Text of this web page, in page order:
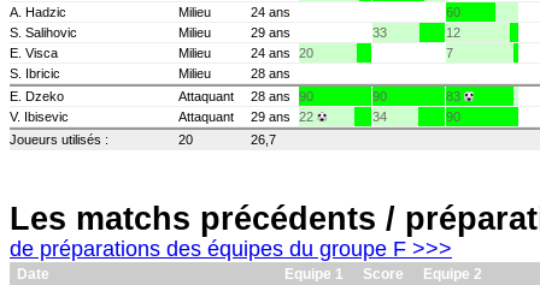
A. Hadzic
Milieu 24 ans
60
S. Salihovic
Milieu 29 ans 33
12
E. Visca
Milieu 24 ans 20
7
S. Ibricic
Milieu
28 ans
E. Dzeko
Attaquant 28 ans 90 90
83
V. Ibisevic
Attaquant 29 ans 22 34
90
Joueurs utilisés :
20 26,7
Les matchs précédents /
de préparations des équipes du groupe F >>>
Date Equipe 1 Score
Equipe 2